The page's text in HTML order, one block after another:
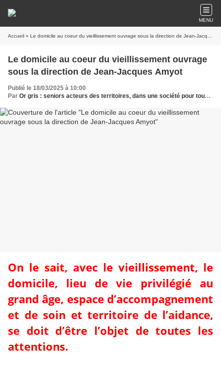
MENU
Accueil » Le domicile au coeur du vieillissement ouvrage sous la direction de Jean-Jacques Amyot
Le domicile au coeur du vieillissement ouvrage
sous la direction de Jean-Jacques Amyot
Publié le 18/03/2025 à 10:00
Par Or gris : seniors acteurs des territoires, dans une société pour tous les âges
On le sait, avec le vieillissement, le
domicile, lieu de vie privilégié au
grand âge, espace d’accompagnement
et de soin et territoire de l’aidance,
se doit d’être l’objet de toutes les
attentions.